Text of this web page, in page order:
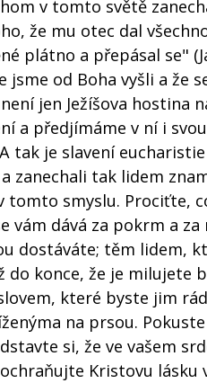
v tomto světě
že mu otec dal
plátno a přepásal se"
jsme od Boha vyšli a že
jen Ježíšova hostina
a předjímáme v ní i
tak je slavení
zanechali tak lidem
tomto smyslu. Prociťte,
vám dává za pokrm a
dostáváte; těm lidem,
do konce, že je milujete
které byste jim
na prsou.
si, že ve vašem
Kristovu lásku